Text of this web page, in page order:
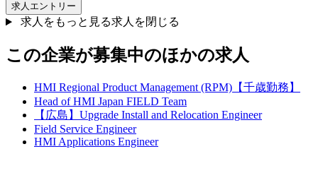
求人エントリー
求人をもっと見る求人を閉じる
この企業が募集中のほかの求人
HMI Regional Product Management (RPM)【千歳勤務】
Head of HMI Japan FIELD Team
【広島】Upgrade Install and Relocation Engineer
Field Service Engineer
HMI Applications Engineer